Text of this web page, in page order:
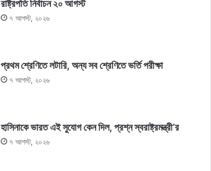
রাষ্ট্রপতি নির্বাচন ২০ আগস্ট
৭ আগস্ট, ২০২৬
প্রথম শ্রেণিতে লটারি, অন্য সব শ্রেণিতে ভর্তি পরীক্ষা
৭ আগস্ট, ২০২৬
হাসিনাকে ভারত এই সুযোগ কেন দিল, প্রশ্ন স্বরাষ্ট্রমন্ত্রী’র
৭ আগস্ট, ২০২৬